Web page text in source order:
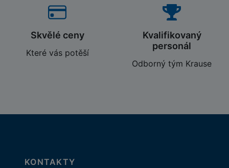
Skvělé ceny
Které vás potěší
Kvalifikovaný
personál
Odborný tým Krause
KONTAKTY